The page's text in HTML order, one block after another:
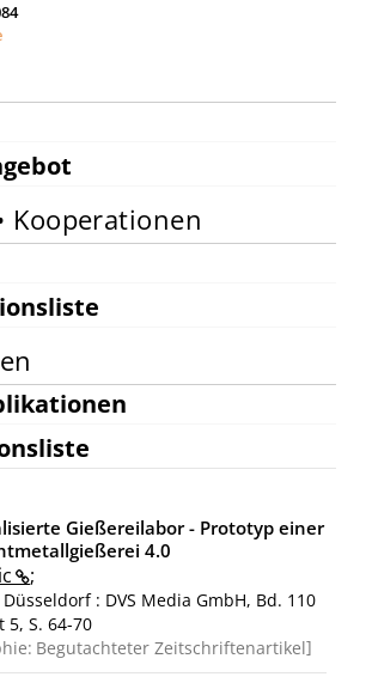
Kooperationen
Gießereilabor - Prototyp einer
4.0
;
: DVS Media GmbH, Bd. 110
5, S. 64-70
Begutachteter Zeitschriftenartikel